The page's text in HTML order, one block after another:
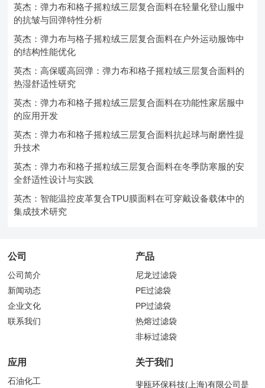
英杰：弹力布和格子摇粒绒三层复合面料在轻量化登山服中
的抗皱与回弹特性分析
英杰：弹力布与格子摇粒绒三层复合面料在户外运动服饰中
的结构性能优化
英杰：高保暖高回弹：弹力布和格子摇粒绒三层复合面料的
热湿舒适性研究
英杰：弹力布和格子摇粒绒三层复合面料在功能性家居服中
的应用开发
英杰：弹力布和格子摇粒绒三层复合面料抗起球与耐磨性提
升技术
英杰：弹力布和格子摇粒绒三层复合面料在冬季防寒服的安
全舒适性设计与实践
英杰：智能温控皮革复合TPU膜面料在可穿戴设备载体中的
集成技术研究
公司
公司简介
新闻动态
企业文化
联系我们
产品
尼龙过滤袋
PE过滤袋
PP过滤袋
热熔过滤袋
非标过滤袋
应用
石油化工
关于我们
斐瓯环保科技(上海)有限公司是